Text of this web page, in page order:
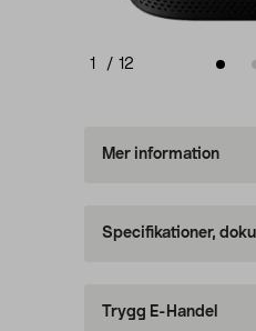
1 / 12
Mer information
Specifikationer,
Trygg E-Handel